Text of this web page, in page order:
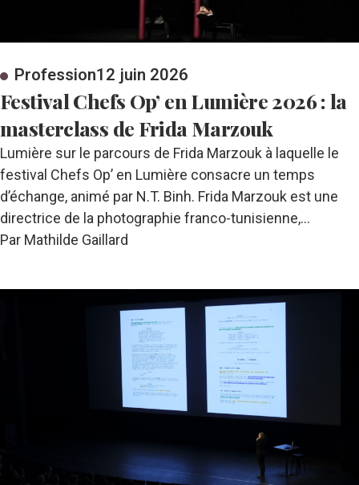
Profession12 juin 2026
Festival Chefs Op’ en Lumière 2026 : la
masterclass de Frida Marzouk
Lumière sur le parcours de Frida Marzouk à laquelle le
festival Chefs Op’ en Lumière consacre un temps
d’échange, animé par N.T. Binh. Frida Marzouk est une
directrice de la photographie franco-tunisienne,…
Par Mathilde Gaillard